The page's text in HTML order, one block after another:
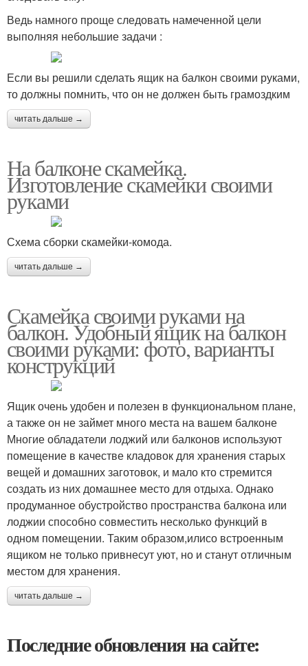
Ведь намного проще следовать намеченной цели
выполняя небольшие задачи :
Если вы решили сделать ящик на балкон своими руками,
то должны помнить, что он не должен быть грамоздким
читать дальше →
На балконе скамейка.
Изготовление скамейки своими
руками
Схема сборки скамейки-комода.
читать дальше →
Скамейка своими руками на
балкон. Удобный ящик на балкон
своими руками: фото, варианты
конструкций
Ящик очень удобен и полезен в функциональном плане,
а также он не займет много места на вашем балконе
Многие обладатели лоджий или балконов используют
помещение в качестве кладовок для хранения старых
вещей и домашних заготовок, и мало кто стремится
создать из них домашнее место для отдыха. Однако
продуманное обустройство пространства балкона или
лоджии способно совместить несколько функций в
одном помещении. Таким образом,илисо встроенным
ящиком не только привнесут уют, но и станут отличным
местом для хранения.
читать дальше →
Последние обновления на сайте: